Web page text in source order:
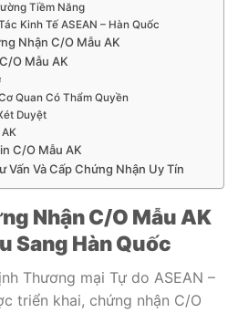
Tiềm Năng
Kinh Tế ASEAN – Hàn Quốc
Nhận C/O Mẫu AK
O Mẫu AK
Quan Có Thẩm Quyền
Duyệt
C/O Mẫu AK
Vấn Và Cấp Chứng Nhận Uy Tín
Nhận C/O Mẫu AK
Sang Hàn Quốc
Thương mại Tự do ASEAN –
triển khai, chứng nhận C/O